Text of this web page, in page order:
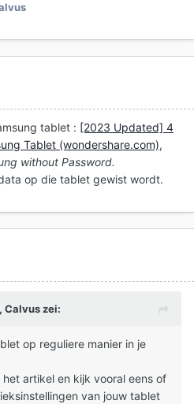
tablet : [2023 Updated] 4
Tablet (wondershare.com),
without Password.
op die tablet gewist wordt.
Calvuszei:
op reguliere manier in je
het artikel en kijk vooral eens of
van jouw tablet